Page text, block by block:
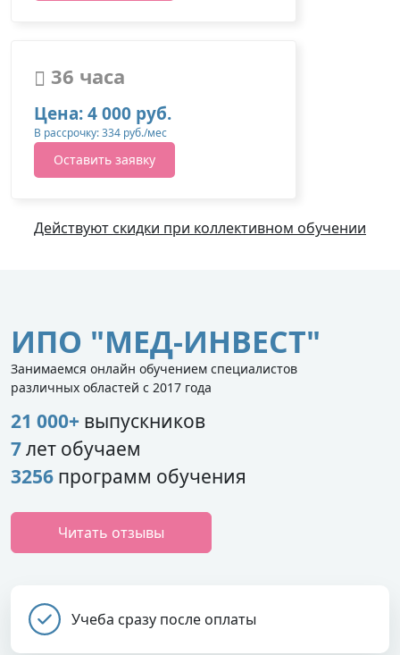
36 часа
Цена: 4 000 руб.
В рассрочку: 334 руб./мес
Оставить заявку
Действуют скидки при коллективном обучении
ИПО "МЕД-ИНВЕСТ"
Занимаемся онлайн обучением специалистов
различных областей с 2017 года
21 000+ выпускников
7лет обучаем
3256 программ обучения
Читать отзывы
Учеба сразу после оплаты